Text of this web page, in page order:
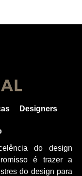
Designers
do design
é trazer a
do design para